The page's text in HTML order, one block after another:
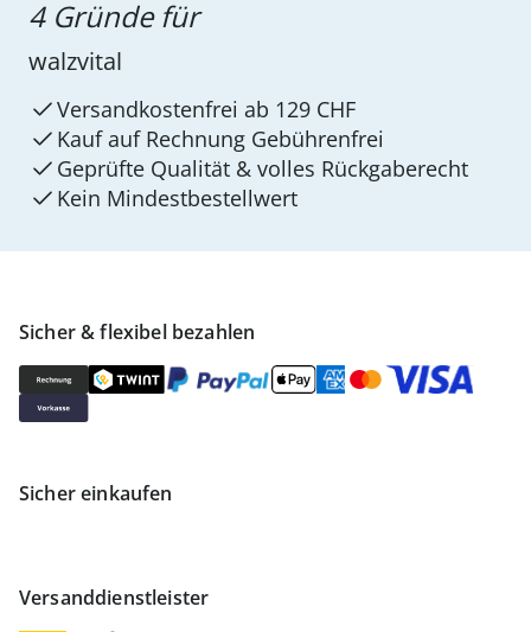
Sicher & flexibel bezahlen
Sicher einkaufen
Versanddienstleister
4 Gründe für
walzvital
Versandkostenfrei ab 129 CHF
Kauf auf Rechnung Gebührenfrei
Geprüfte Qualität & volles Rückgaberecht
Kein Mindest­bestellwert